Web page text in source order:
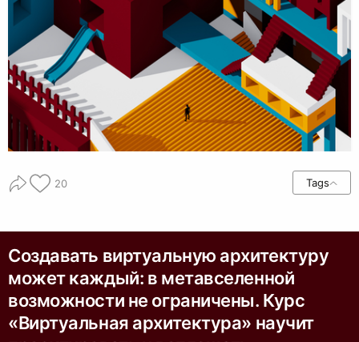
20 Tags
Создавать виртуальную архитектуру
может каждый: в метавселенной
возможности не ограничены. Курс
«Виртуальная архитектура» научит